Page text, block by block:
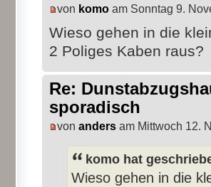
von komo am Sonntag 9.
Wieso gehen in die
2 Poliges Kaben raus?
Re:
sporadisch
von anders am Mittwoch 12.
komo hat
Wieso gehen in die